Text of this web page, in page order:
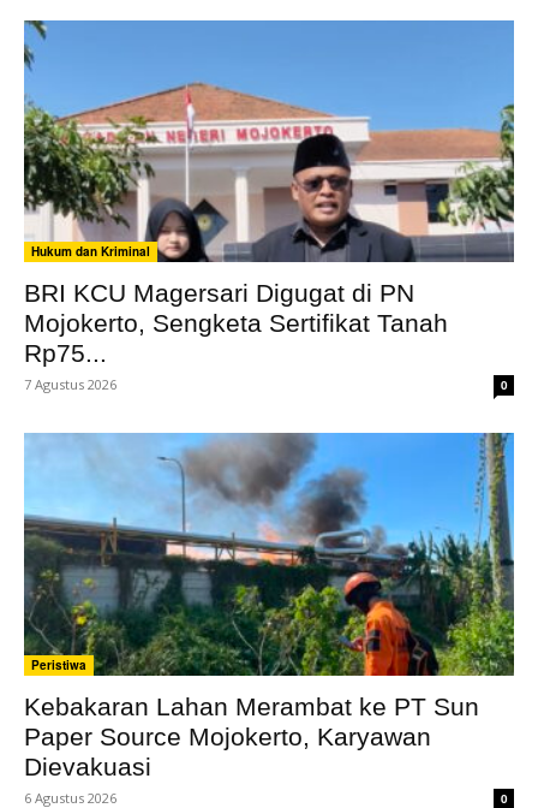
Hukum dan Kriminal
BRI KCU Magersari Digugat di PN
Mojokerto, Sengketa Sertifikat Tanah
Rp75...
7 Agustus 2026 0
Peristiwa
Kebakaran Lahan Merambat ke PT Sun
Paper Source Mojokerto, Karyawan
Dievakuasi
6 Agustus 2026 0